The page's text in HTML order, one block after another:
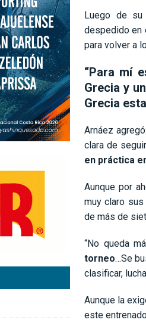
Luego de
despedido en
para volver a
“Para mí
Grecia y
Grecia
Arnáez
clara de
en práctica
Aunque por
muy claro
de más de
“No queda
torneo…Se
clasificar,
Aunque la
este